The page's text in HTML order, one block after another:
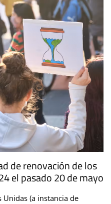
de renovación de los
el pasado 20 de mayo
Unidas (a instancia de